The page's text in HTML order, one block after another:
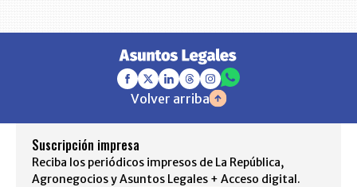
Volver arriba
Suscripción impresa
Reciba los periódicos impresos de La República,
Agronegocios y Asuntos Legales + Acceso digital.